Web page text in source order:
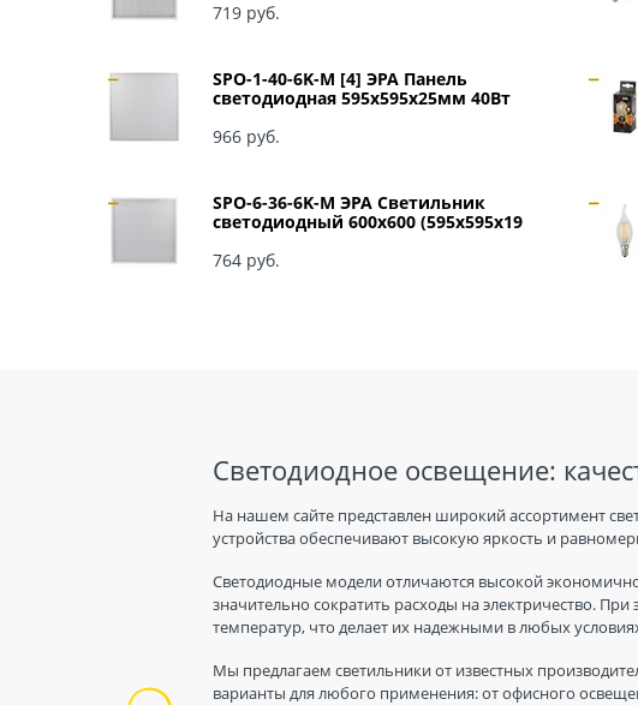
Призма Б0039057
719 руб.
SPO-1-40-6K-M [4] ЭРА Панель
светодиодная 595x595x25мм 40Вт
966 руб.
SPO-6-36-6K-M ЭРА Светильник
светодиодный 600х600 (595x595x19
Матовый Б0039318
764 руб.
Светодиодное освещение:
На нашем сайте представлен широкий ассортимент
устройства обеспечивают высокую яркость и
Светодиодные модели отличаются высокой
значительно сократить расходы на электричество.
температур, что делает их надежными в любых
Мы предлагаем светильники от известных
варианты для любого применения: от офисного